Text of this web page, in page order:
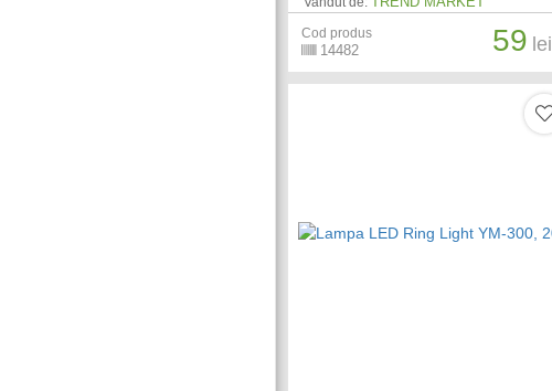
Cod produs
14482 59 lei